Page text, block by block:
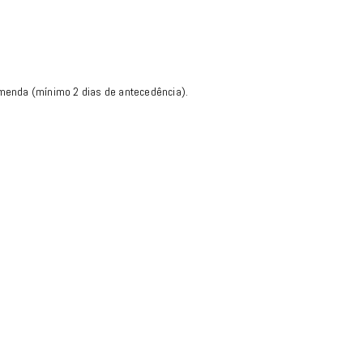
(mínimo 2 dias de antecedência).